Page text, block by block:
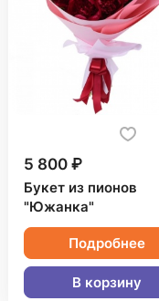
5 800 ₽
Букет из пионов
"Южанка"
Подробнее
В корзину